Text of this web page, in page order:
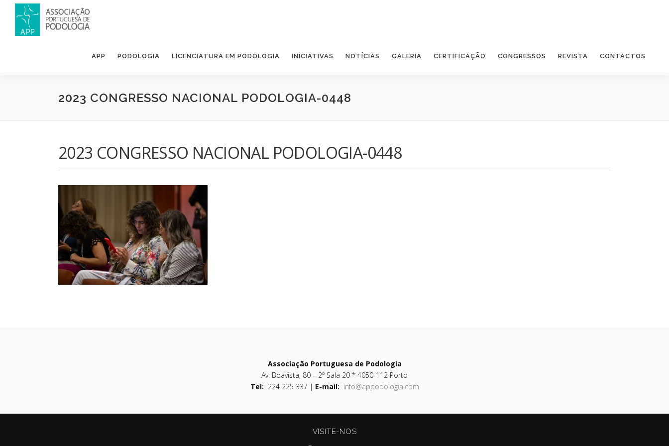
APP PODOLOGIA LICENCIATURA EM PODOLOGIA INICIATIVAS NOTÍCIAS GALERIA CERTIFICAÇÃO CONGRESSOS REVISTA CONTACTOS
2023 CONGRESSO NACIONAL PODOLOGIA-0448
2023 CONGRESSO NACIONAL PODOLOGIA-0448
Associação Portuguesa de Podologia
Av. Boavista, 80 – 2º Sala 20 * 4050-112 Porto
Tel: 224 225 337 | E-mail: info@appodologia.com
VISITE-NOS